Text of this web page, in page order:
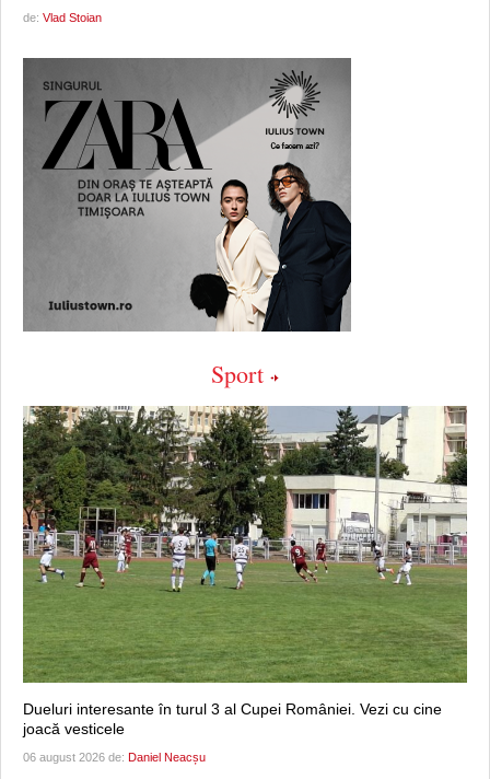
de: Vlad Stoian
Sport
Dueluri interesante în turul 3 al Cupei României. Vezi cu cine
joacă vesticele
06 august 2026 de: Daniel Neacșu